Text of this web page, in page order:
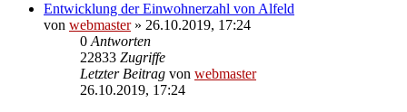
Entwicklung der Einwohnerzahl von Alfeld
von webmaster» 26.10.2019, 17:24
0 Antworten
22833 Zugriffe
Letzter Beitrag von webmaster
26.10.2019, 17:24